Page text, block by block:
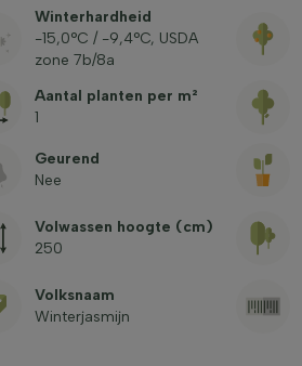
Winterhardheid
-15,0°C / -9,4°C, USDA
zone 7b/8a
Aantal planten per m²
1
Geurend
Nee
Volwassen hoogte (cm)
250
Volksnaam
Winterjasmijn